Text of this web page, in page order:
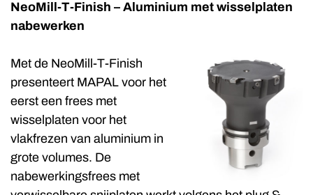
NeoMill-T-Finish – Aluminium met wisselplaten
nabewerken
Met de NeoMill-T-Finish
presenteert MAPAL voor het
eerst een frees met
wisselplaten voor het
vlakfrezen van aluminium in
grote volumes. De
nabewerkingsfrees met